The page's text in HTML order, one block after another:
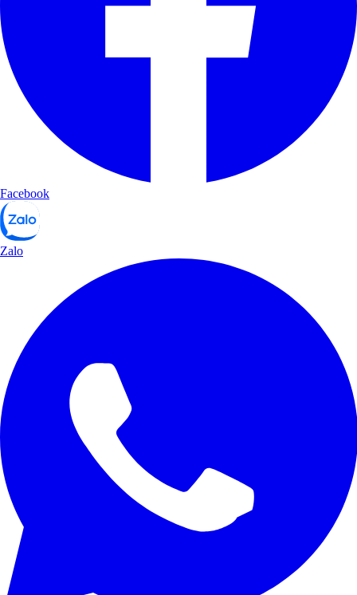
Facebook
Zalo